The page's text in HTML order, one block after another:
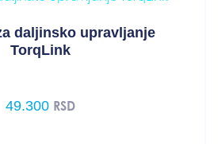
daljinsko upravljanje
TorqLink
49.300 RSD